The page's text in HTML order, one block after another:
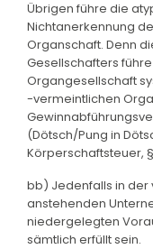
Übrigen führe die
Nichtanerkennung
Organschaft. Denn
Gesellschafters
Organgesellschaft
-vermeintlichen
(Dötsch/Pung in
Körperschaftsteuer, §
bb) Jedenfalls in der
anstehenden
niedergelegten
sämtlich erfüllt sein.